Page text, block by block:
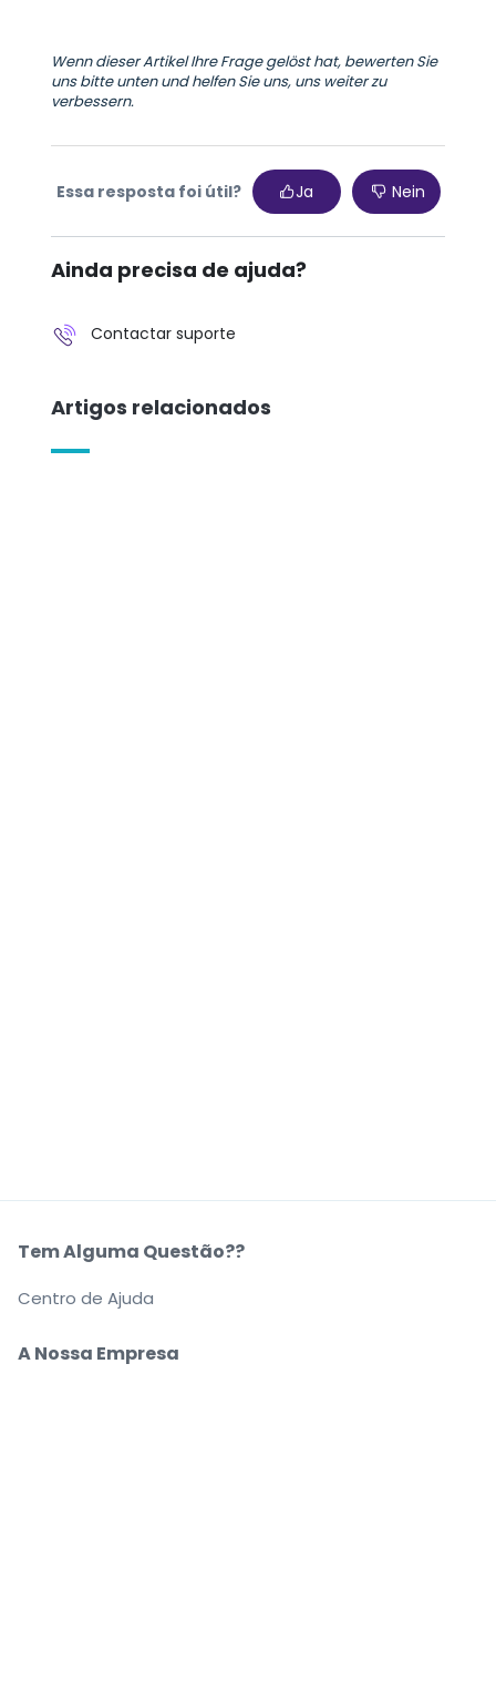
Wenn dieser Artikel Ihre Frage gelöst hat, bewerten Sie
uns bitte unten und helfen Sie uns, uns weiter zu
verbessern.
Essa resposta foi útil? Ja Nein
Ainda precisa de ajuda?
Contactar suporte
Artigos relacionados
A Nossa Empresa
Tem Alguma Questão??
Centro de Ajuda